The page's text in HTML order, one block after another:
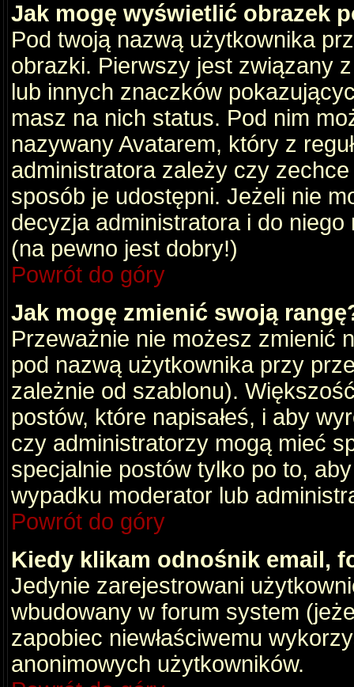
Jak mogę wyświetlić obrazek
Pod twoją nazwą użytkownika
obrazki. Pierwszy jest związany
lub innych znaczków
masz na nich status. Pod nim
nazywany Avatarem, który z
administratora zależy czy
sposób je udostępni. Jeżeli nie
decyzja administratora i do
(na pewno jest dobry!)
Powrót do góry
Jak mogę zmienić swoją
Przeważnie nie możesz zmienić
pod nazwą użytkownika przy
zależnie od szablonu).
postów, które napisałeś, i aby
czy administratorzy mogą mieć
specjalnie postów tylko po to,
wypadku moderator lub
Powrót do góry
Kiedy klikam odnośnik email,
Jedynie zarejestrowani
wbudowany w forum system
zapobiec niewłaściwemu
anonimowych użytkowników.